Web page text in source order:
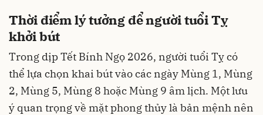
Thời điểm lý tưởng để người tuổi Tỵ
khởi bút
Trong dịp Tết Bính Ngọ 2026, người tuổi Tỵ có
thể lựa chọn khai bút vào các ngày Mùng 1, Mùng
2, Mùng 5, Mùng 8 hoặc Mùng 9 âm lịch. Một lưu
ý quan trọng về mặt phong thủy là bản mệnh nên